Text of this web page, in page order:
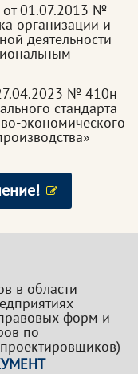
01.07.2013 №
организации и
деятельности
№ 410н
стандарта
экономического
в области
форм и
по
проектировщиков)